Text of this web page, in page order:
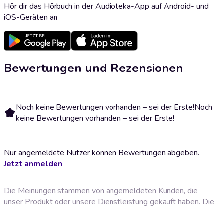
Hör dir das Hörbuch in der Audioteka-App auf Android- und
iOS-Geräten an
Bewertungen und Rezensionen
Noch keine Bewertungen vorhanden – sei der Erste!Noch
keine Bewertungen vorhanden – sei der Erste!
Nur angemeldete Nutzer können Bewertungen abgeben.
Jetzt anmelden
Die Meinungen stammen von angemeldeten Kunden, die
unser Produkt oder unsere Dienstleistung gekauft haben. Die